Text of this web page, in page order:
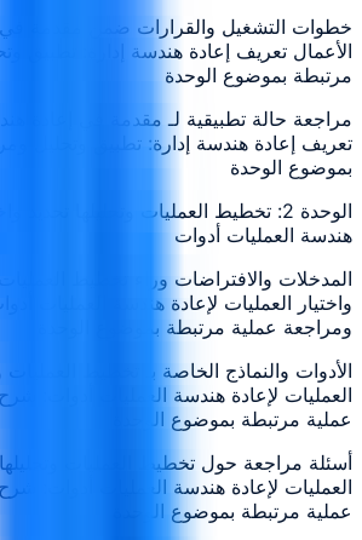
خطوات التشغيل والقرارات ضمن مقدمة في
الأعمال تعريف إعادة هندسة إدارة: تطبيق
مرتبطة بموضوع الوحدة
مراجعة حالة تطبيقية لـ مقدمة في إعادة
تعريف إعادة هندسة إدارة: تطبيق وتحليل
بموضوع الوحدة
الوحدة 2: تخطيط العمليات وتحليلها تحديد
هندسة العمليات أدوات
المدخلات والافتراضات وراء تخطيط العمليات
واختيار العمليات لإعادة هندسة العمليات
ومراجعة عملية مرتبطة بموضوع الوحدة
الأدوات والنماذج الخاصة بـ تخطيط العمليات
العمليات لإعادة هندسة العمليات أدوات:
عملية مرتبطة بموضوع الوحدة
أسئلة مراجعة حول تخطيط العمليات وتحليلها
العمليات لإعادة هندسة العمليات أدوات:
عملية مرتبطة بموضوع الوحدة